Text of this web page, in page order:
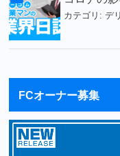
カテゴリ:デ
FCオーナー募集